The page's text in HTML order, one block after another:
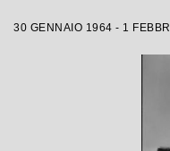
30 GENNAIO 1964 - 1